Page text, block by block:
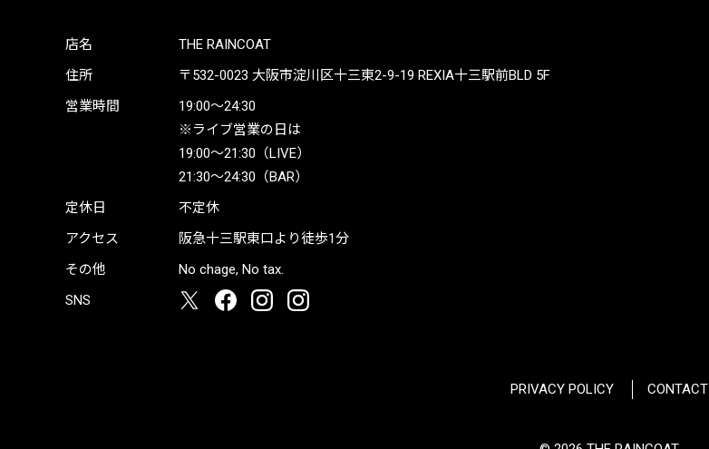
店名
THE RAINCOAT
住所
〒532-0023 大阪市淀川区十三東2-9-19 REXIA十三駅前BLD 5F
営業時間
19:00〜24:30
※ライブ営業の日は
19:00〜21:30（LIVE）
21:30〜24:30（BAR）
定休日
不定休
アクセス
阪急十三駅東口より徒歩1分
その他
No chage, No tax.
SNS
PRIVACY POLICY CONTACT